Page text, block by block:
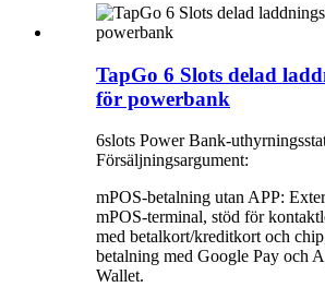
TapGo 6 Slots delad
för powerbank
6slots Power Bank-
Försäljningsargument:
mPOS-betalning utan APP:
mPOS-terminal, stöd för
med betalkort/kreditkort och
betalning med Google Pay och
Wallet.